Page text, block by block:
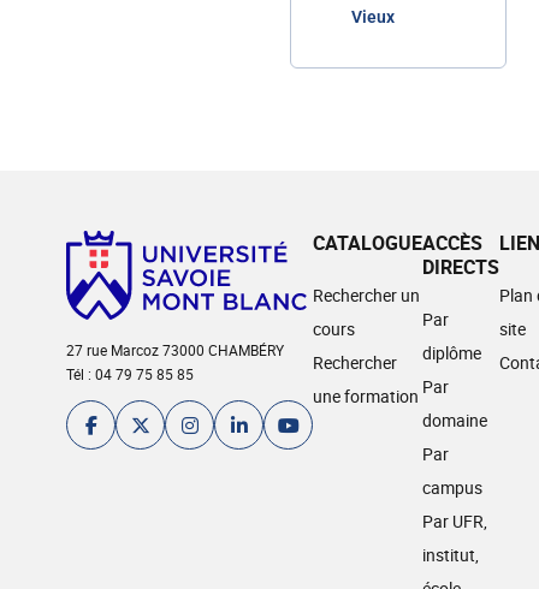
Vieux
27 rue Marcoz 73000 CHAMBÉRY
Tél : 04 79 75 85 85
CATALOGUE
Rechercher un
cours
Rechercher
une formation
ACCÈS
DIRECTS
Par
diplôme
Par
domaine
Par
campus
Par UFR,
institut,
Plan
site